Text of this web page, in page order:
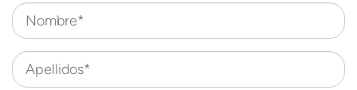
Nombre*
Apellidos*